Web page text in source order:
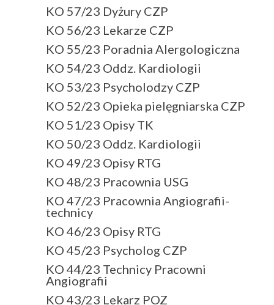
KO 57/23 Dyżury CZP
KO 56/23 Lekarze CZP
KO 55/23 Poradnia Alergologiczna
KO 54/23 Oddz. Kardiologii
KO 53/23 Psycholodzy CZP
KO 52/23 Opieka pielęgniarska CZP
KO 51/23 Opisy TK
KO 50/23 Oddz. Kardiologii
KO 49/23 Opisy RTG
KO 48/23 Pracownia USG
KO 47/23 Pracownia Angiografii-
technicy
KO 46/23 Opisy RTG
KO 45/23 Psycholog CZP
KO 44/23 Technicy Pracowni
Angiografii
KO 43/23 Lekarz POZ